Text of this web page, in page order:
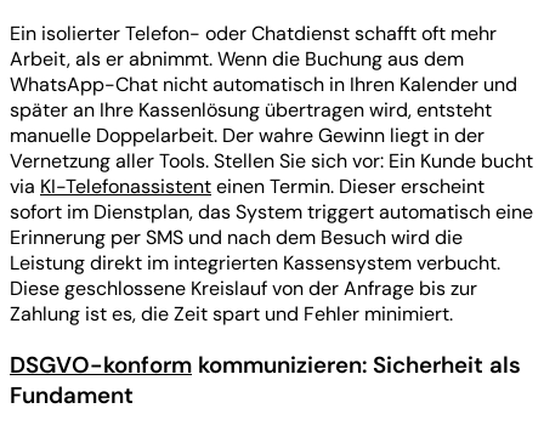
Ein isolierter Telefon- oder Chatdienst schafft oft mehr
Arbeit, als er abnimmt. Wenn die Buchung aus dem
WhatsApp-Chat nicht automatisch in Ihren Kalender und
später an Ihre Kassenlösung übertragen wird, entsteht
manuelle Doppelarbeit. Der wahre Gewinn liegt in der
Vernetzung aller Tools. Stellen Sie sich vor: Ein Kunde bucht
via KI-Telefonassistenteinen Termin. Dieser erscheint
sofort im Dienstplan, das System triggert automatisch eine
Erinnerung per SMS und nach dem Besuch wird die
Leistung direkt im integrierten Kassensystem verbucht.
Diese geschlossene Kreislauf von der Anfrage bis zur
Zahlung ist es, die Zeit spart und Fehler minimiert.
DSGVO-konform kommunizieren: Sicherheit als
Fundament